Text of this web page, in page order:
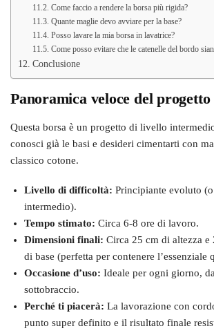
Come faccio a rendere la borsa più rigida?
Quante maglie devo avviare per la base?
Posso lavare la mia borsa in lavatrice?
Come posso evitare che le catenelle del bordo
Conclusione
Panoramica veloce del progetto
Questa borsa è un progetto di livello
conosci già le basi e desideri cimentarti con
classico cotone.
Livello di difficoltà: Principiante evoluto
intermedio).
Tempo stimato: Circa 6-8 ore di lavoro.
Dimensioni finali: Circa 25 cm di altezza e
di base (perfetta per contenere l’essenziale
Occasione d’uso: Ideale per ogni giorno,
sottobraccio.
Perché ti piacerà: La lavorazione con
punto super definito e il risultato finale